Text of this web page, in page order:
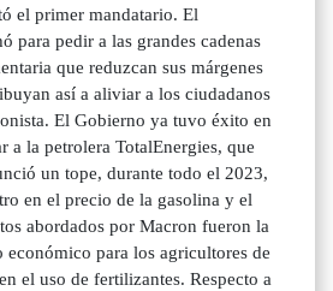
el primer mandatario. El
para pedir a las grandes cadenas
que reduzcan sus márgenes
así a aliviar a los ciudadanos
El Gobierno ya tuvo éxito en
a la petrolera TotalEnergies, que
un tope, durante todo el 2023,
en el precio de la gasolina y el
abordados por Macron fueron la
para los agricultores de
el uso de fertilizantes. Respecto a